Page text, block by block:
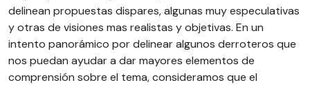
delinean propuestas dispares, algunas muy especulativas
y otras de visiones mas realistas y objetivas. En un
intento panorámico por delinear algunos derroteros que
nos puedan ayudar a dar mayores elementos de
comprensión sobre el tema, consideramos que el